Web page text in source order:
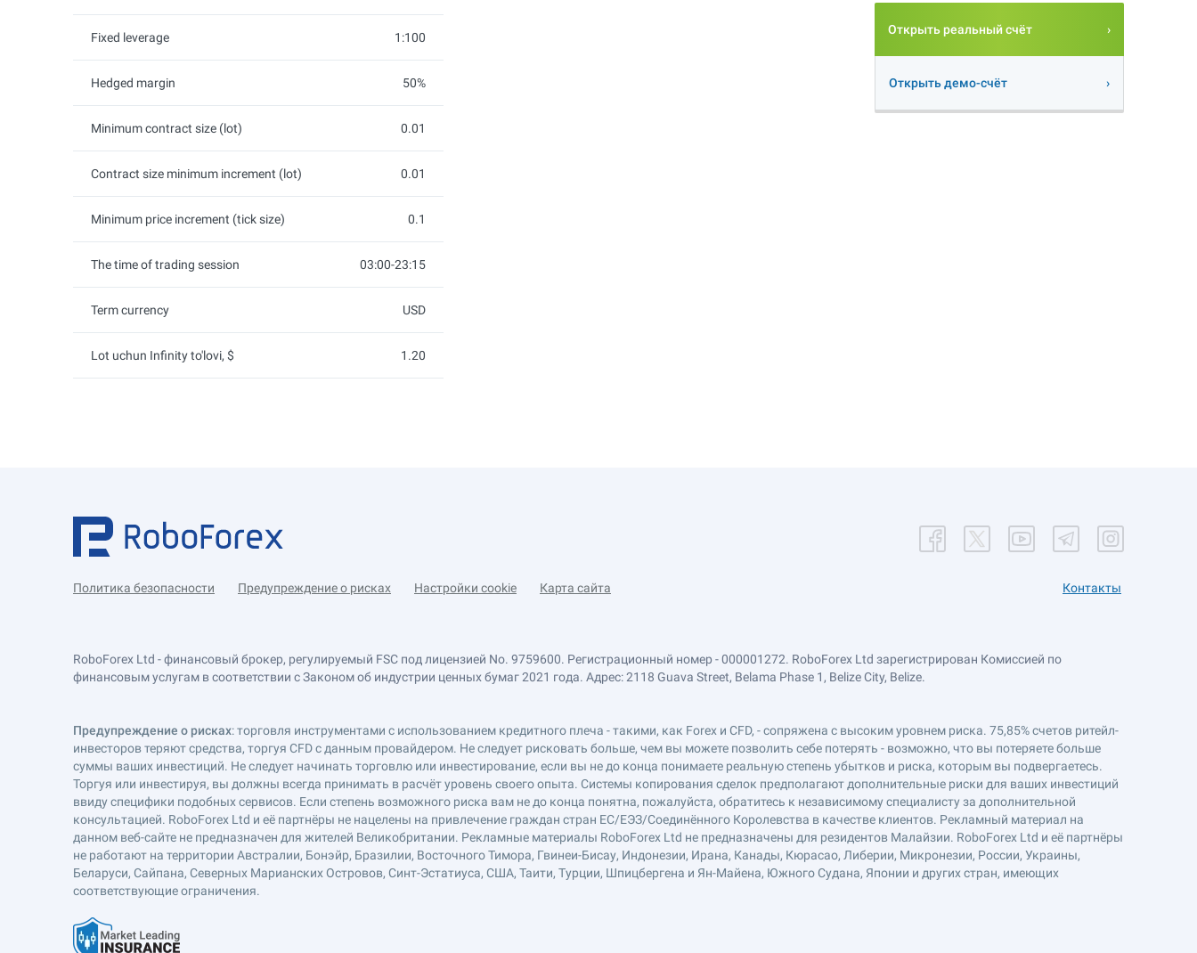
Fixed leverage 1:100
Hedged margin 50%
Minimum contract size (lot) 0.01
Contract size minimum increment (lot) 0.01
Minimum price increment (tick size) 0.1
The time of trading session 03:00-23:15
Term currency USD
Lot uchun Infinity to'lovi, $ 1.20
Открыть реальный счёт
Открыть демо-счёт
Политика безопасности Предупреждение о рисках Настройки cookie Карта сайта Контакты
RoboForex Ltd - финансовый брокер, регулируемый FSC под лицензией No. 9759600. Регистрационный номер - 000001272. RoboForex Ltd зарегистрирован Комиссией по
финансовым услугам в соответствии с Законом об индустрии ценных бумаг 2021 года. Адрес: 2118 Guava Street, Belama Phase 1, Belize City, Belize.
Предупреждение о рисках: торговля инструментами с использованием кредитного плеча - такими, как Forex и CFD, - сопряжена с высоким уровнем риска. 75,85% счетов ритейл-
инвесторов теряют средства, торгуя CFD с данным провайдером. Не следует рисковать больше, чем вы можете позволить себе потерять - возможно, что вы потеряете больше
суммы ваших инвестиций. Не следует начинать торговлю или инвестирование, если вы не до конца понимаете реальную степень убытков и риска, которым вы подвергаетесь.
Торгуя или инвестируя, вы должны всегда принимать в расчёт уровень своего опыта. Системы копирования сделок предполагают дополнительные риски для ваших инвестиций
ввиду специфики подобных сервисов. Если степень возможного риска вам не до конца понятна, пожалуйста, обратитесь к независимому специалисту за дополнительной
консультацией. RoboForex Ltd и её партнёры не нацелены на привлечение граждан стран ЕС/ЕЭЗ/Соединённого Королевства в качестве клиентов. Рекламный материал на
данном веб-сайте не предназначен для жителей Великобритании. Рекламные материалы RoboForex Ltd не предназначены для резидентов Малайзии. RoboForex Ltd и её партнёры
не работают на территории Австралии, Бонэйр, Бразилии, Восточного Тимора, Гвинеи-Бисау, Индонезии, Ирана, Канады, Кюрасао, Либерии, Микронезии, России, Украины,
Беларуси, Сайпана, Северных Марианских Островов, Синт-Эстатиуса, США, Таити, Турции, Шпицбергена и Ян-Майена, Южного Судана, Японии и других стран, имеющих
соответствующие ограничения.